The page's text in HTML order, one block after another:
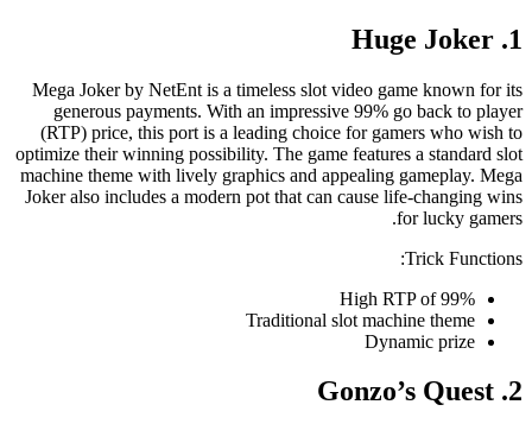
1. Huge Joker
Mega Joker by NetEnt is a timeless slot video game known for its
generous payments. With an impressive 99% go back to player
(RTP) price, this port is a leading choice for gamers who wish to
optimize their winning possibility. The game features a standard slot
machine theme with lively graphics and appealing gameplay. Mega
Joker also includes a modern pot that can cause life-changing wins
for lucky gamers.
Trick Functions:
High RTP of 99%
Traditional slot machine theme
Dynamic prize
2. Gonzo’s Quest